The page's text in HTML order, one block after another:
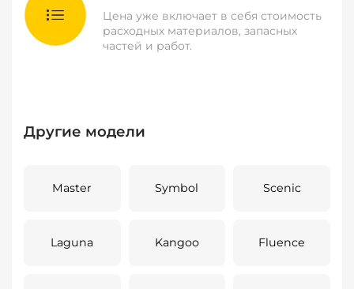
Цена уже включает в себя стоимость
расходных материалов, запасных
частей и работ.
Другие модели
Master Symbol Scenic
Laguna Kangoo Fluence